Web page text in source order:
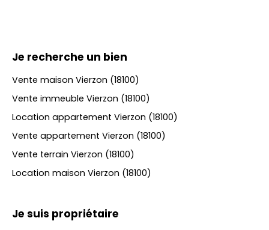
Je recherche un bien
Vente maison Vierzon (18100)
Vente immeuble Vierzon (18100)
Location appartement Vierzon (18100)
Vente appartement Vierzon (18100)
Vente terrain Vierzon (18100)
Location maison Vierzon (18100)
Je suis propriétaire